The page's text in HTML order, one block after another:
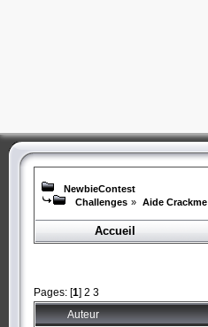
NewbieContest
Challenges » Aide Crackme
Accueil
Pages: [1] 2 3
Auteur